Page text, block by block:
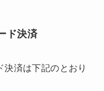
ド決済
済は下記のとおり